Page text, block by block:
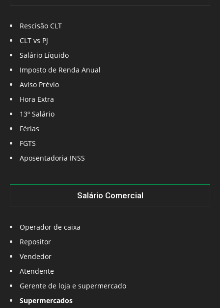
Rescisão CLT
CLT vs PJ
Salário Líquido
Imposto de Renda Anual
Aviso Prévio
Hora Extra
13º Salário
Férias
FGTS
Aposentadoria INSS
Salário Comercial
Operador de caixa
Repositor
Vendedor
Atendente
Gerente de loja e supermercado
Supermercados